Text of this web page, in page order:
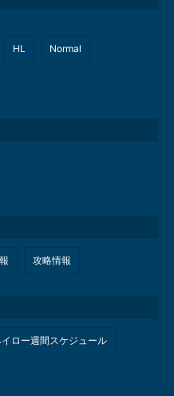
HL Normal
攻略情報
ロー週間スケジュール